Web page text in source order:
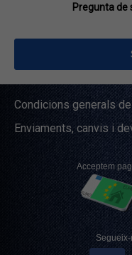
Pregunta de
Condicions generals
Enviaments, canvis i
Acceptem